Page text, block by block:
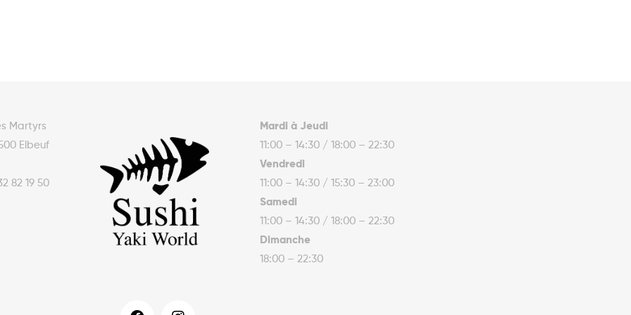
Martyrs
Elbeuf
82 19 50
Mardi à Jeudi
11:00 – 14:30 / 18:00 – 22:30
Vendredi
11:00 – 14:30 / 15:30 – 23:00
Samedi
11:00 – 14:30 / 18:00 – 22:30
Dimanche
18:00 – 22:30